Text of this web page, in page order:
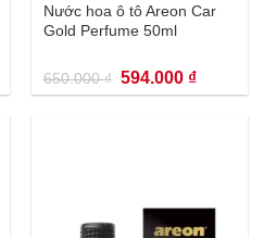
Nước hoa ô tô Areon Car
Gold Perfume 50ml
650.000₫ Giá
gốc
là:
594.000 ₫Giá
hiện
tại